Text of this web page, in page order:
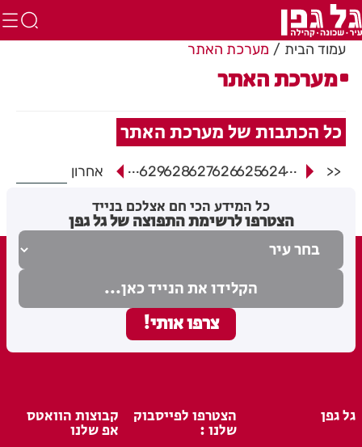
עמוד הבית מערכת האתר
מערכת האתר
כל הכתבות של מערכת האתר
<<
...
624
625
626
627
628
629
... אחרון
כל המידע הכי חם אצלכם בנייד
הצטרפו לרשימת התפוצה של גל גפן
גל גפן הצטרפו לפייסבוק
שלנו :
קבוצות הוואטס
אפ שלנו